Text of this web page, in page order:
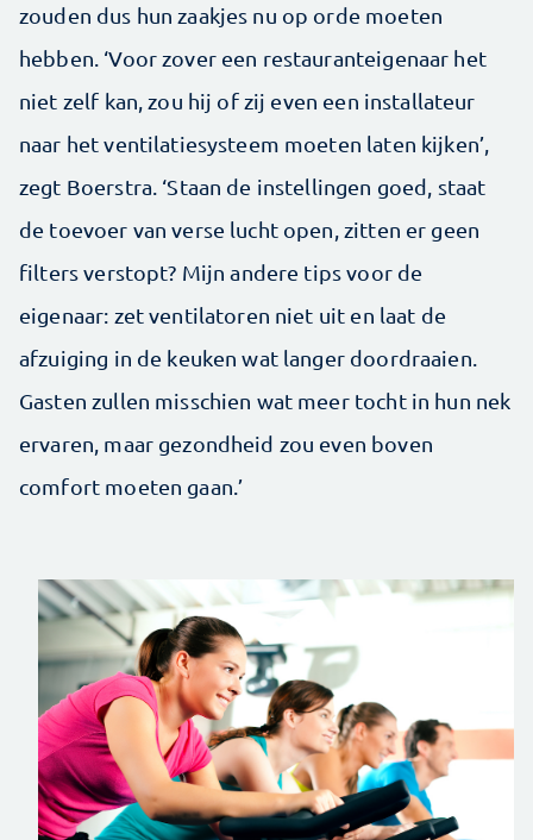
zouden dus hun zaakjes nu op orde moeten
hebben. ‘Voor zover een restauranteigenaar het
niet zelf kan, zou hij of zij even een installateur
naar het ventilatiesysteem moeten laten kijken’,
zegt Boerstra. ‘Staan de instellingen goed, staat
de toevoer van verse lucht open, zitten er geen
filters verstopt? Mijn andere tips voor de
eigenaar: zet ventilatoren niet uit en laat de
afzuiging in de keuken wat langer doordraaien.
Gasten zullen misschien wat meer tocht in hun nek
ervaren, maar gezondheid zou even boven
comfort moeten gaan.’